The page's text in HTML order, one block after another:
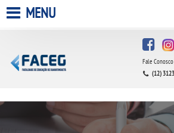
A FACULDADE
A UNIESP S.A.
MENU
Fale Conosco
(12)